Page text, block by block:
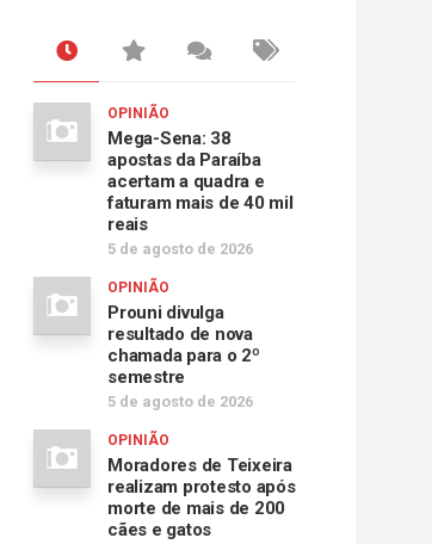
OPINIÃO
Mega-Sena: 38
apostas da Paraíba
acertam a quadra e
faturam mais de 40 mil
reais
5 de agosto de 2026
OPINIÃO
Prouni divulga
resultado de nova
chamada para o 2º
semestre
5 de agosto de 2026
OPINIÃO
Moradores de Teixeira
realizam protesto após
morte de mais de 200
cães e gatos